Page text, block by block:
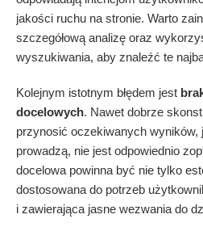
jakości ruchu na stronie. Warto
szczegółową analizę oraz
wyszukiwania, aby znaleźć te
Kolejnym istotnym błędem jest
docelowych. Nawet dobrze
przynosić oczekiwanych wyników,
prowadzą, nie jest odpowiednio
docelowa powinna być nie tylko
dostosowana do potrzeb
i zawierająca jasne wezwania do